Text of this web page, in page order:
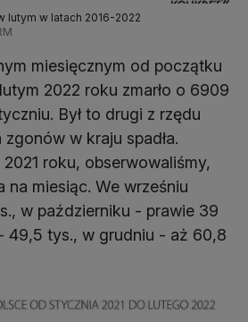
lutym w latach 2016-2022
miesięcznym od początku
2022 roku zmarło o 6909
Był to drugi z rzędu
w kraju spadła.
roku, obserwowaliśmy,
na miesiąc. We wrześniu
w październiku - prawie 39
49,5 tys., w grudniu - aż 60,8